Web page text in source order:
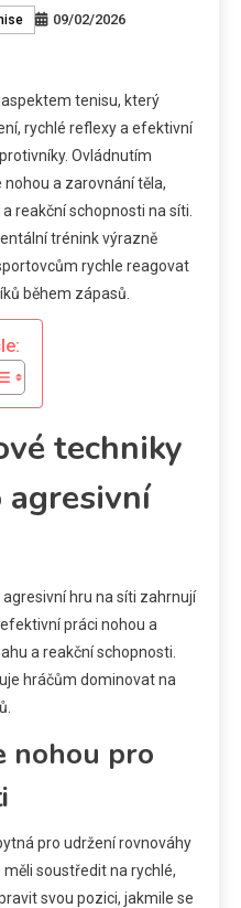
09/02/2026
tenisu, který
rychlé reflexy a efektivní
Ovládnutím
nohou a zarovnání těla,
reakční schopnosti na síti.
trénink výrazně
rychle reagovat
během zápasů.
techniky
agresivní
hru na síti zahrnují
práci nohou a
a reakční schopnosti.
hráčům dominovat na
nohou pro
pro udržení rovnováhy
soustředit na rychlé,
svou pozici, jakmile se